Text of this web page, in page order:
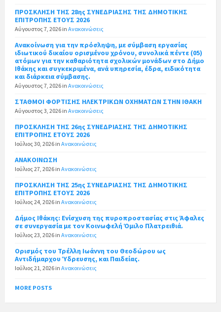
ΠΡΟΣΚΛΗΣΗ ΤΗΣ 28ης ΣΥΝΕΔΡΙΑΣΗΣ ΤΗΣ ΔΗΜΟΤΙΚΗΣ
ΕΠΙΤΡΟΠΗΣ ΕΤΟΥΣ 2026
Αύγουστος 7, 2026 in Ανακοινώσεις
Ανακοίνωση για την πρόσληψη, με σύμβαση εργασίας
ιδιωτικού δικαίου ορισμένου χρόνου, συνολικά πέντε (05)
ατόμων για την καθαριότητα σχολικών μονάδων στο Δήμο
Ιθάκης και συγκεκριμένα, ανά υπηρεσία, έδρα, ειδικότητα
και διάρκεια σύμβασης.
Αύγουστος 7, 2026 in Ανακοινώσεις
ΣΤΑΘΜΟΙ ΦΟΡΤΙΣΗΣ ΗΛΕΚΤΡΙΚΩΝ ΟΧΗΜΑΤΩΝ ΣΤΗΝ ΙΘΑΚΗ
Αύγουστος 3, 2026 in Ανακοινώσεις
ΠΡΟΣΚΛΗΣΗ ΤΗΣ 26ης ΣΥΝΕΔΡΙΑΣΗΣ ΤΗΣ ΔΗΜΟΤΙΚΗΣ
ΕΠΙΤΡΟΠΗΣ ΕΤΟΥΣ 2026
Ιούλιος 30, 2026 in Ανακοινώσεις
ΑΝΑΚΟΙΝΩΣΗ
Ιούλιος 27, 2026 in Ανακοινώσεις
ΠΡΟΣΚΛΗΣΗ ΤΗΣ 25ης ΣΥΝΕΔΡΙΑΣΗΣ ΤΗΣ ΔΗΜΟΤΙΚΗΣ
ΕΠΙΤΡΟΠΗΣ ΕΤΟΥΣ 2026
Ιούλιος 24, 2026 in Ανακοινώσεις
Δήμος Ιθάκης: Ενίσχυση της πυροπροστασίας στις Άφαλες
σε συνεργασία με τον Κοινωφελή Όμιλο Πλατρειθιά.
Ιούλιος 23, 2026 in Ανακοινώσεις
Ορισμός του Τρέλλη Ιωάννη του Θεοδώρου ως
Αντιδήμαρχου Ύδρευσης, και Παιδείας.
Ιούλιος 21, 2026 in Ανακοινώσεις
MORE POSTS